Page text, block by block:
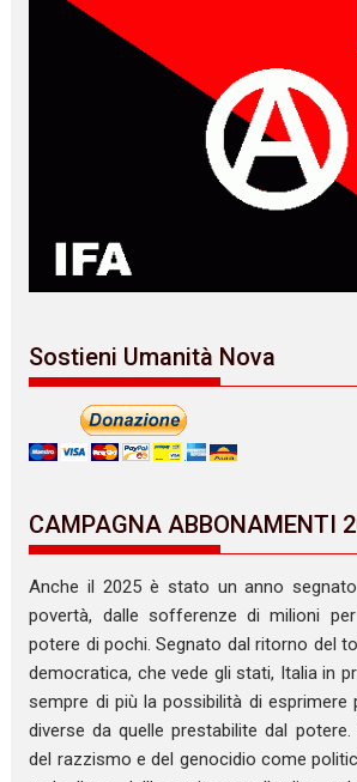
Sostieni Umanità Nova
CAMPAGNA ABBONAMENTI
Anche il 2025 è stato un anno
povertà, dalle sofferenze di milioni
potere di pochi. Segnato dal ritorno del
democratica, che vede gli stati, Italia in
sempre di più la possibilità di esprimere
diverse da quelle prestabilite dal
del razzismo e del genocidio come